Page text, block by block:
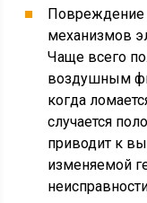
Повреждение
механизмов
Чаще всего
воздушным
когда
случается
приводит к
изменяемой